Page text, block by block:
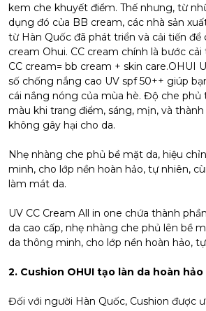
kem che khuyết điểm. Thế nhưng, từ
dụng đó của BB cream, các nhà sản
từ Hàn Quốc đã phát triển và cải tiến để
cream Ohui. CC cream chính là bước
CC cream= bb cream + skin care.OHUI
số chống nắng cao UV spf 50++ giúp
cái nắng nóng của mùa hè. Độ che phủ
màu khi trang điểm, sáng, mịn, và
không gây hại cho da.
Nhẹ nhàng che phủ bề mặt da, hiệu
minh, cho lớp nền hoàn hảo, tự nhiên,
làm mát da.
UV CC Cream All in one chứa thành
da cao cấp, nhẹ nhàng che phủ lên bề
da thông minh, cho lớp nền hoàn hảo,
2. Cushion OHUI tạo làn da hoàn hảo
Đối với người Hàn Quốc, Cushion được